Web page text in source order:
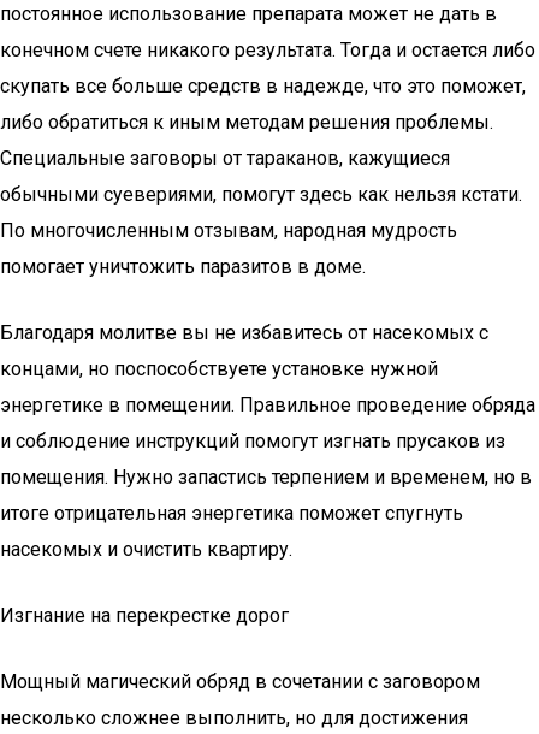
постоянное использование препарата может не дать в
конечном счете никакого результата. Тогда и остается либо
скупать все больше средств в надежде, что это поможет,
либо обратиться к иным методам решения проблемы.
Специальные заговоры от тараканов, кажущиеся
обычными суевериями, помогут здесь как нельзя кстати.
По многочисленным отзывам, народная мудрость
помогает уничтожить паразитов в доме.
Благодаря молитве вы не избавитесь от насекомых с
концами, но поспособствуете установке нужной
энергетике в помещении. Правильное проведение обряда
и соблюдение инструкций помогут изгнать прусаков из
помещения. Нужно запастись терпением и временем, но в
итоге отрицательная энергетика поможет спугнуть
насекомых и очистить квартиру.
Изгнание на перекрестке дорог
Мощный магический обряд в сочетании с заговором
несколько сложнее выполнить, но для достижения